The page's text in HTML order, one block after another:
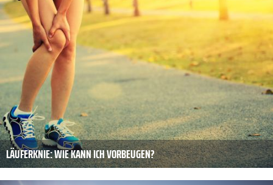
LÄUFERKNIE: WIE KANN ICH VORBEUGEN?